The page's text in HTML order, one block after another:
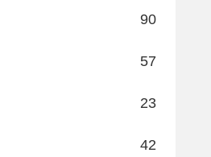
90
57
23
42